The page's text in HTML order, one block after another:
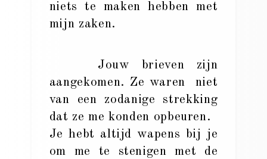
niets te maken hebben met
mijn zaken.
Jouw brieven zijn
aangekomen. Ze waren niet
van een zodanige strekking
dat ze me konden opbeuren.
Je hebt altijd wapens bij je
om me te stenigen met de